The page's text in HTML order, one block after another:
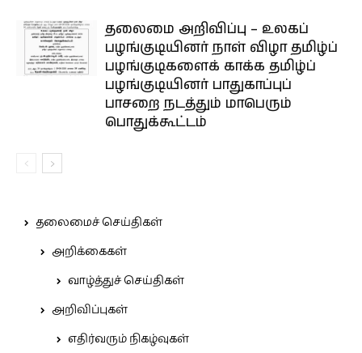
தலைமை அறிவிப்பு – உலகப்
பழங்குடியினர் நாள் விழா தமிழ்ப்
பழங்குடிகளைக் காக்க தமிழ்ப்
பழங்குடியினர் பாதுகாப்புப்
பாசறை நடத்தும் மாபெரும்
பொதுக்கூட்டம்
தலைமைச் செய்திகள்
அறிக்கைகள்
வாழ்த்துச் செய்திகள்
அறிவிப்புகள்
எதிர்வரும் நிகழ்வுகள்